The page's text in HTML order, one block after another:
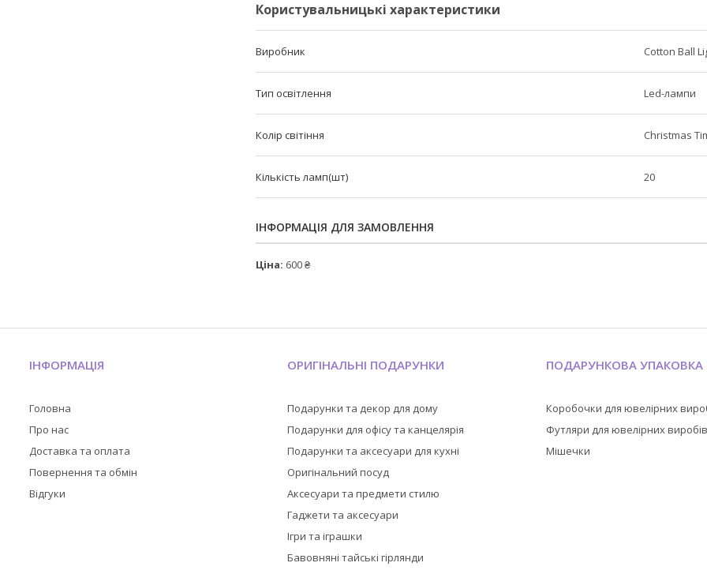
Користувальницькі характеристики
Виробник Cotton Ball
Тип освітлення Led-лампи
Колір світіння Christmas
Кількість ламп(шт) 20
ІНФОРМАЦІЯ ДЛЯ ЗАМОВЛЕННЯ
Ціна: 600 ₴
ІНФОРМАЦІЯ
Головна
Про нас
Доставка та оплата
Повернення та обмін
Відгуки
ОРИГІНАЛЬНІ ПОДАРУНКИ
Подарунки та декор для дому
Подарунки для офісу та канцелярія
Подарунки та аксесуари для кухні
Оригінальний посуд
Аксесуари та предмети стилю
Гаджети та аксесуари
Ігри та іграшки
Бавовняні тайські гірлянди
ПОДАРУНКОВА УПАКОВКА
Коробочки для ювелірних
Футляри для ювелірних
Мішечки